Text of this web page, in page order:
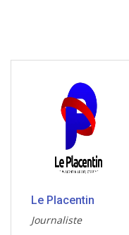
Le Placentin
Journaliste